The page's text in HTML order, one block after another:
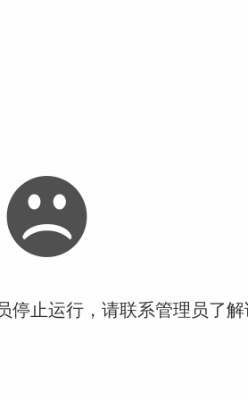
停止运行，请联系管理员了